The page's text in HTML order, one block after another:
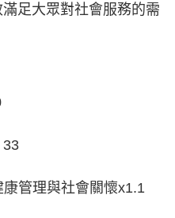
足大眾對社會服務的需
33
管理與社會關懷x1.1